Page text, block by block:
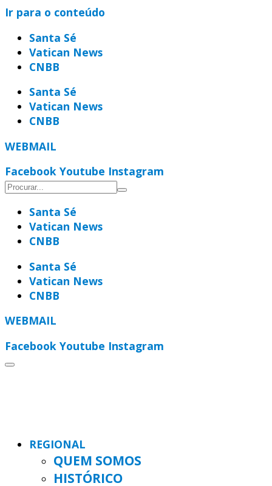
Ir para o conteúdo
Santa Sé
Vatican News
CNBB
Santa Sé
Vatican News
CNBB
WEBMAIL
Facebook Youtube Instagram
Santa Sé
Vatican News
CNBB
Santa Sé
Vatican News
CNBB
WEBMAIL
Facebook Youtube Instagram
REGIONAL
QUEM SOMOS
HISTÓRICO